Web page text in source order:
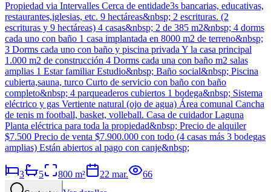
Propiedad via Intervalles Cerca de entidade3s bancarias, educativas,
restaurantes,iglesias, etc. 9 hectáreas&nbsp; 2 escrituras. (2
escrituras y 9 hectáreas) 4 casas&nbsp; 2 de 385 m2&nbsp; 4 dorms
cada uno con baño 1 casa implantada en 8000 m2 de terreno&nbsp;
3 Dorms cada uno con baño y piscina privada Y la casa principal
1.000 m2 de construcción 4 Dorms cada una con baño m2 salas
amplias 1 Estar familiar Estudio&nbsp; Baño social&nbsp; Piscina
cubierta,sauna, turco Curto de servicio con baño con baño
completo&nbsp; 4 parqueaderos cubiertos 1 bodega&nbsp; Sistema
eléctrico y gas Vertiente natural (ojo de agua) Área comunal Cancha
de tenis m football, basket, volleball. Casa de cuidador Laguna
Planta eléctrica para toda la propiedad&nbsp; Precio de alquiler
$7.500 Precio de venta $7.900.000 con todo (4 casas más 3 bodegas
amplias) Están abiertos al pago con canje&nbsp;
3 5 800 m² 22 mar. 66